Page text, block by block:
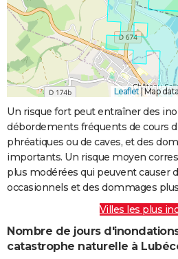
Leaflet|Map
Un risque fort peut entraîner des
débordements fréquents de cours
phréatiques ou de caves, et des
importants. Un risque moyen
plus modérées qui peuvent causer
occasionnels et des dommages
Villes les plus
Nombre de jours
catastrophe naturelle à